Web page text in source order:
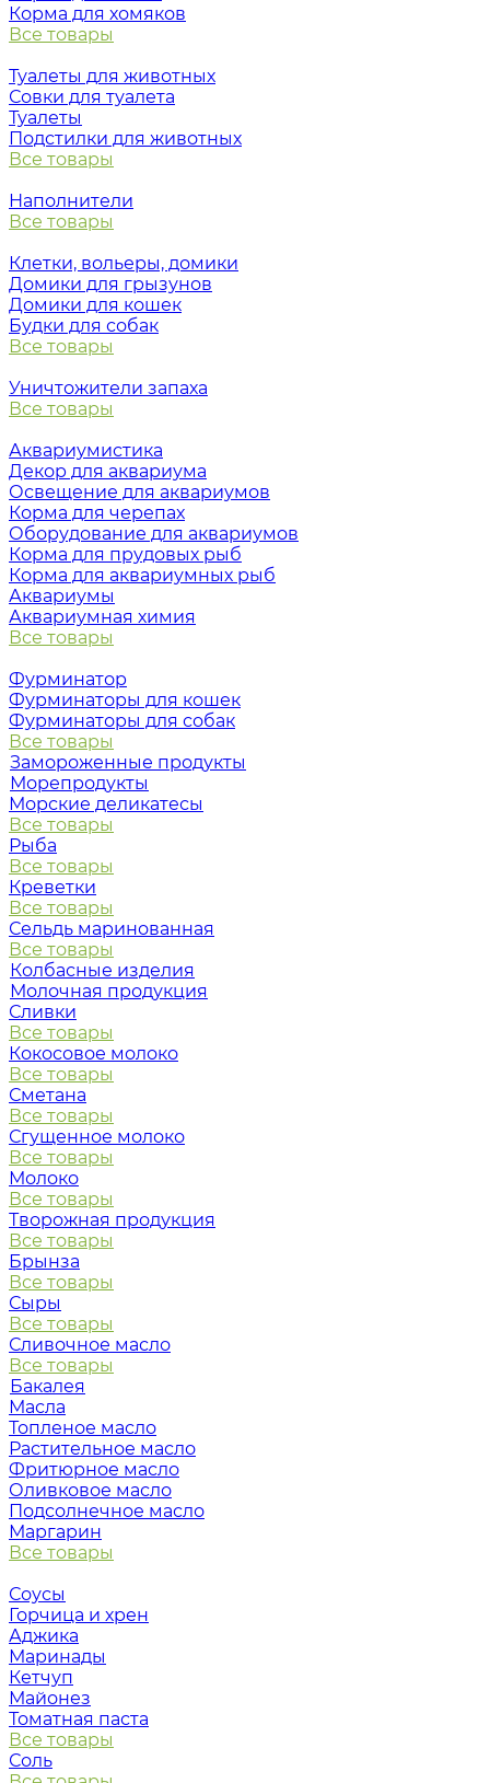
Корма для хомяков
Все товары
Туалеты для животных
Совки для туалета
Туалеты
Подстилки для животных
Все товары
Наполнители
Все товары
Клетки, вольеры, домики
Домики для грызунов
Домики для кошек
Будки для собак
Все товары
Уничтожители запаха
Все товары
Аквариумистика
Декор для аквариума
Освещение для аквариумов
Корма для черепах
Оборудование для аквариумов
Корма для прудовых рыб
Корма для аквариумных рыб
Аквариумы
Аквариумная химия
Все товары
Фурминатор
Фурминаторы для кошек
Фурминаторы для собак
Все товары
Замороженные продукты
Морепродукты
Морские деликатесы
Все товары
Рыба
Все товары
Креветки
Все товары
Сельдь маринованная
Все товары
Колбасные изделия
Молочная продукция
Сливки
Все товары
Кокосовое молоко
Все товары
Сметана
Все товары
Сгущенное молоко
Все товары
Молоко
Все товары
Творожная продукция
Все товары
Брынза
Все товары
Сыры
Все товары
Сливочное масло
Все товары
Бакалея
Масла
Топленое масло
Растительное масло
Фритюрное масло
Оливковое масло
Подсолнечное масло
Маргарин
Все товары
Соусы
Горчица и хрен
Аджика
Маринады
Кетчуп
Майонез
Томатная паста
Все товары
Соль